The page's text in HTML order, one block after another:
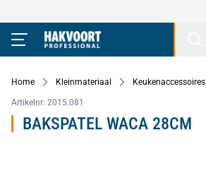
Ga naar de inhoud
Home Kleinmateriaal Keukenaccessoires
Artikelnr: 2015.081
BAKSPATEL WACA 28CM